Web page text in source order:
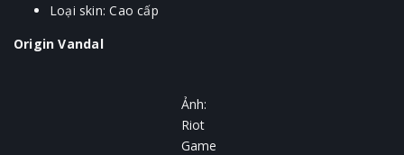
Loại skin: Cao cấp
Origin Vandal
Ảnh:
Riot
Game